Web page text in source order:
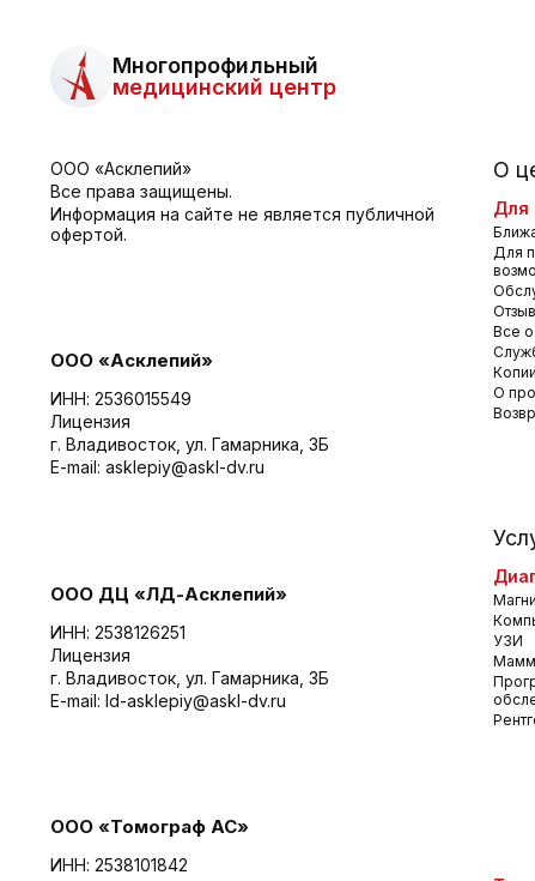
Многопрофильный
медицинский центр
ООО «Асклепий»
Все права защищены.
Информация на сайте не является публичной
офертой.
ООО «Асклепий»
ИНН: 2536015549
Лицензия
г. Владивосток, ул. Гамарника, 3Б
E-mail: asklepiy@askl-dv.ru
ООО ДЦ «ЛД-Асклепий»
ИНН: 2538126251
Лицензия
г. Владивосток, ул. Гамарника, 3Б
E-mail: ld-asklepiy@askl-dv.ru
ООО «Томограф АС»
ИНН: 2538101842
О
Для
Для
Все
О
УЗИ